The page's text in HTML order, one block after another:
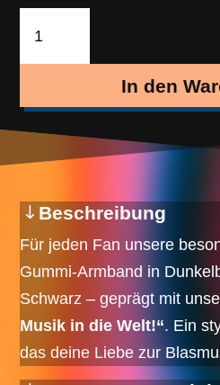
in
Menge
In den
Beschreibung
Für jeden Fan unsere
Gummi-Armband in
Schwarz – geprägt mit
Musik in die Welt!“. Ein
das deine Liebe zur